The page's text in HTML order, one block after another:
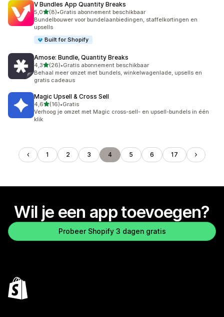
V Bundles App Quantity Breaks
5,0van 5 sterren
(8)
8 recensies in totaal
•Gratis abonnement beschikbaar
Bundelbouwer voor bundelaanbiedingen, staffelkortingen en
upsells
Built for Shopify
Amose: Bundle, Quantity Breaks
4,3van 5 sterren
(26)
26 recensies in totaal
•Gratis abonnement beschikbaar
Behaal meer omzet met bundels, winkelwagenlade, upsells en
gratis cadeaus
Magic Upsell & Cross Sell
4,6van 5 sterren
(16)
16 recensies in totaal
•Gratis
Verhoog je omzet met Magic cross-sell- en upsell-bundels in één
klik
1 2 3 4 5 6 17
Wil je een app toevoegen?
Probeer Shopify 3 dagen gratis